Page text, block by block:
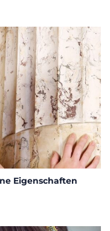
Eigenschaften